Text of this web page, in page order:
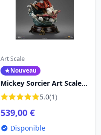
Art Scale
Nouveau
Mickey Sorcier Art Scale
Deluxe Collection vintage
- Disney Classics
5.0(1)
539,00 €
Disponible